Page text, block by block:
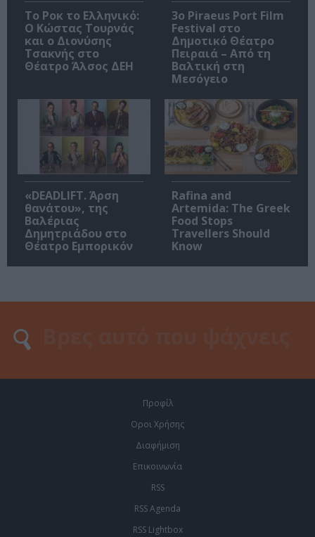
Το Ροκ το Ελληνικό:
Ο Κώστας Τουρνάς
και ο Διονύσης
Τσακνής στο
Θέατρο Άλσος ΔΕΗ
3o Piraeus Port Film
Festival στο
Δημοτικό Θέατρο
Πειραιά – Από τη
Βαλτική στη
Μεσόγειο
«DEADLIFT. Άρση
θανάτου», της
Βαλέριας
Δημητριάδου στο
Θέατρο Εμπορικόν
Rafina and
Artemida: The Greek
Food Stops
Travellers Should
Know
Προφίλ
Οροι Χρήσης
Διαφήμιση
Επικοινωνία
RSS
RSS Agenda
RSS Lightbox